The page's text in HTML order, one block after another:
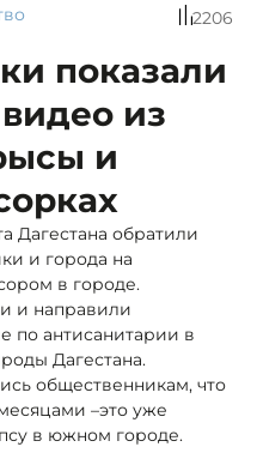
2206
показали
из
и
Дагестана обратили
и города на
в городе.
и направили
по антисанитарии в
Дагестана.
общественникам, что
–это уже
в южном городе.